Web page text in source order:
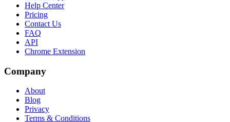
Help Center
Pricing
Contact Us
FAQ
API
Chrome Extension
Company
About
Blog
Privacy
Terms & Conditions